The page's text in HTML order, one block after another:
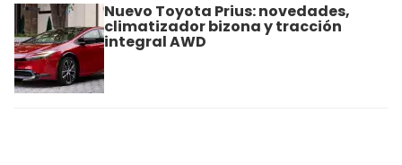
Nuevo Toyota Prius: novedades,
climatizador bizona y tracción
integral AWD